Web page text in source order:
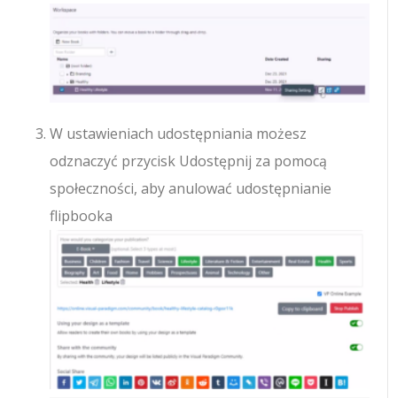
W ustawieniach udostępniania możesz
odznaczyć przycisk Udostępnij za pomocą
społeczności, aby anulować udostępnianie
flipbooka